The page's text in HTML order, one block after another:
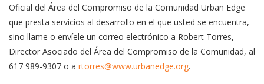
Oficial del Área del Compromiso de la Comunidad Urban Edge
que presta servicios al desarrollo en el que usted se encuentra,
sino llame o envíele un correo electrónico a Robert Torres,
Director Asociado del Área del Compromiso de la Comunidad, al
617 989-9307 o a rtorres@www.urbanedge.org.